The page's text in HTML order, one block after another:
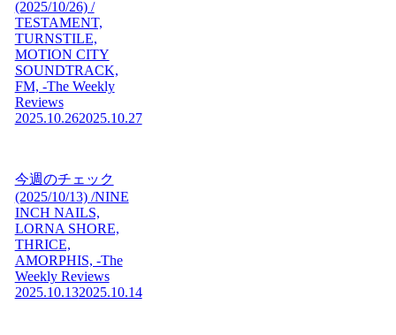
(2025/10/26) /
TESTAMENT,
TURNSTILE,
MOTION CITY
SOUNDTRACK,
FM, -The Weekly
Reviews
2025.10.262025.10.27
今週のチェック
(2025/10/13) /NINE
INCH NAILS,
LORNA SHORE,
THRICE,
AMORPHIS, -The
Weekly Reviews
2025.10.132025.10.14